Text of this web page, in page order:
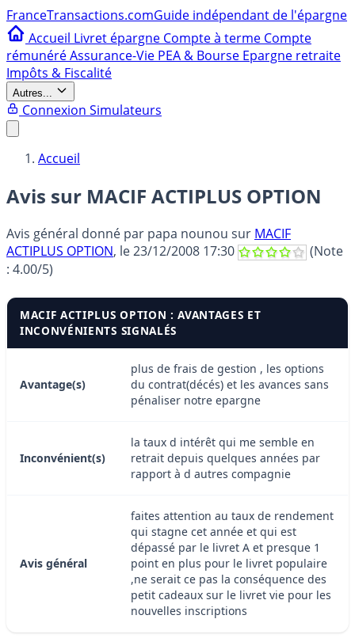
FranceTransactions.comGuide indépendant de l'épargne
Accueil Livret épargne Compte à terme Compte
rémunéréAssurance-Vie PEA & Bourse Epargne retraite
Impôts & Fiscalité
Autres...
Connexion Simulateurs
Accueil
Avis sur MACIF ACTIPLUS OPTION
Avis général donné par papa nounou sur MACIF
ACTIPLUS OPTION, le23/12/2008 17:30
(Note
: 4.00/5)
MACIF ACTIPLUS OPTION : AVANTAGES ET
INCONVÉNIENTS SIGNALÉS
Avantage(s)
plus de frais de gestion , les options
du contrat(décés) et les avances sans
pénaliser notre epargne
Inconvénient(s)
la taux d intérêt qui me semble en
retrait depuis quelques années par
rapport à d autres compagnie
Avis général
faites attention au taux de rendement
qui stagne cet année et qui est
dépassé par le livret A et presque 1
point en plus pour le livret populaire
,ne serait ce pas la conséquence des
petit cadeaux sur le livret vie pour les
nouvelles inscriptions